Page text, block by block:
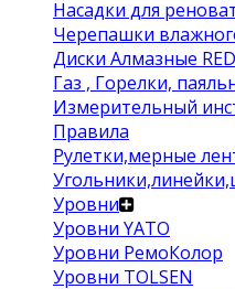
Насадки для
Черепашки
Диски Алмазные
Газ , Горелки,
Измерительный
Правила
Рулетки,мерные
Уровни
Уровни YATO
Уровни РемоКолор
Уровни TOLSEN